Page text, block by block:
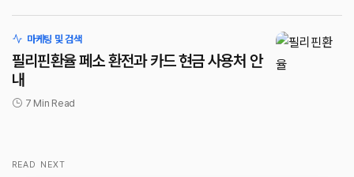
마케팅 및 검색
필리핀환율 페소 환전과 카드 현금 사용처 안
내
7 Min Read
READ NEXT